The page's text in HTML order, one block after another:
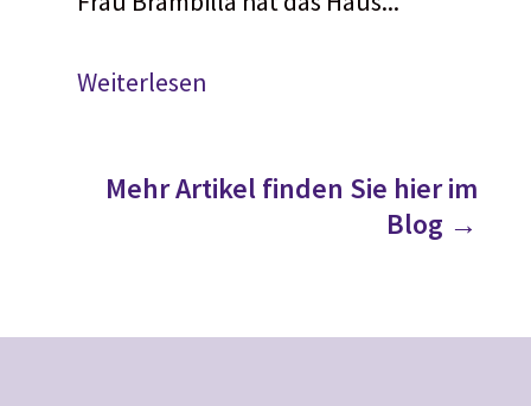
Weiterlesen
Mehr Artikel finden Sie hier im
Blog →